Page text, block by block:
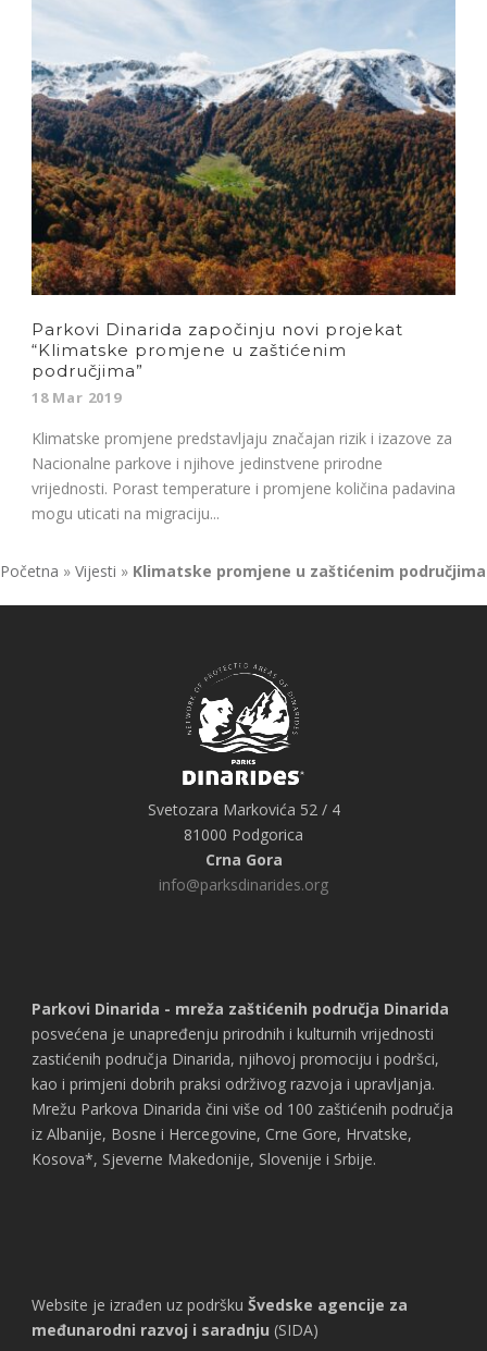
Parkovi Dinarida započinju novi projekat
“Klimatske promjene u zaštićenim
područjima”
18 Mar 2019
Klimatske promjene predstavljaju značajan rizik i izazove za
Nacionalne parkove i njihove jedinstvene prirodne
vrijednosti. Porast temperature i promjene količina padavina
mogu uticati na migraciju...
Početna » Vijesti » Klimatske promjene u zaštićenim područjima
Svetozara Markovića 52 / 4
81000 Podgorica
Crna Gora
info@parksdinarides.org
Parkovi Dinarida - mreža zaštićenih područja Dinarida
posvećena je unapređenju prirodnih i kulturnih vrijednosti
zastićenih područja Dinarida, njihovoj promociju i podršci,
kao i primjeni dobrih praksi održivog razvoja i upravljanja.
Mrežu Parkova Dinarida čini više od 100 zaštićenih područja
iz Albanije, Bosne i Hercegovine, Crne Gore, Hrvatske,
Kosova*, Sjeverne Makedonije, Slovenije i Srbije.
Website je izrađen uz podršku Švedske agencije za
međunarodni razvoj i saradnju (SIDA)